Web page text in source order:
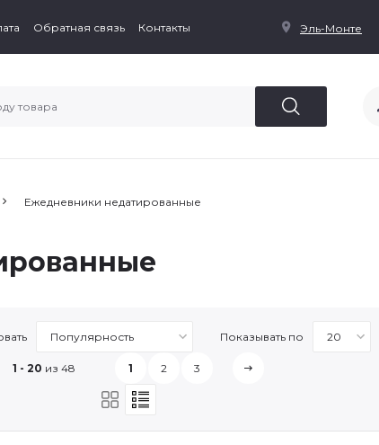
Обратная связь Контакты Эль-Монте
Ежедневники недатированные
Показывать по
1 - 20 из 48 1 2 3